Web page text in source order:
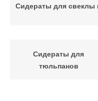
Сидераты для свеклы
Сидераты для
тюльпанов